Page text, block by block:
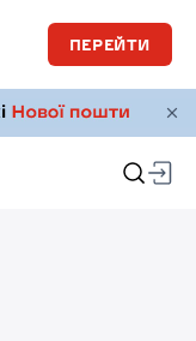
ПЕРЕЙТИ